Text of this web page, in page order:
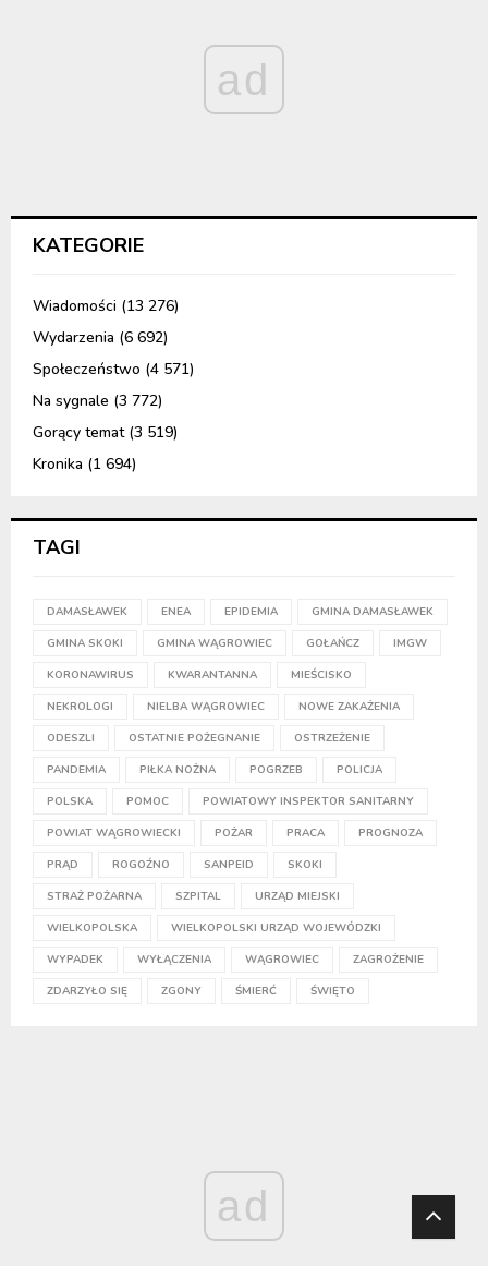
ad
KATEGORIE
Wiadomości (13 276)
Wydarzenia (6 692)
Społeczeństwo (4 571)
Na sygnale (3 772)
Gorący temat(3 519)
Kronika (1 694)
TAGI
DAMASŁAWEK ENEA EPIDEMIA GMINA DAMASŁAWEK
GMINA SKOKI GMINA WĄGROWIEC GOŁAŃCZ IMGW
KORONAWIRUS KWARANTANNA MIEŚCISKO
NEKROLOGI NIELBA WĄGROWIEC NOWE ZAKAŻENIA
ODESZLI OSTATNIE POŻEGNANIE OSTRZEŻENIE
PANDEMIA PIŁKA NOŻNA POGRZEB POLICJA
POLSKA POMOC POWIATOWY INSPEKTOR SANITARNY
POWIAT WĄGROWIECKI POŻAR PRACA PROGNOZA
PRĄD ROGOŹNO SANPEID SKOKI
STRAŻ POŻARNA SZPITAL URZĄD MIEJSKI
WIELKOPOLSKA WIELKOPOLSKI URZĄD WOJEWÓDZKI
WYPADEK WYŁĄCZENIA WĄGROWIEC ZAGROŻENIE
ZDARZYŁO SIĘ ZGONY ŚMIERĆ ŚWIĘTO
ad